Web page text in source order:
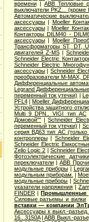
времени| ABB Тепловые
выключатели PKZ... (кроме
Автоматические
аксессуары| Moeller
аксессуары|Moeller
Контакторы DILM40 -
аксессуары|Moeller
Трансформаторы ST, DT,
двигателей Z-MS|
Schneider Electric
Schneider Electric
аксессуары|Schneider
преобразователи M-MAX,
Дифференциальные
Legrand
переменный ток утечки) |
PFL4|Moeller
Устройства защитного
Multi 9 DPN.. VIGI тип AС
Домовой""|Schneider
переменный ток утечки) |
серия ВД63 тип АС (только
контроллеры| Schneider
Schneider Electric
Zelio Logic 2 | Schneider
Фотоэлектрические датчики
переключатели|ABB
модульные приборы|
модульным приборам.
|
модульные приборы |
указатели напряжения |
FINDER|Промышленные
Cиловые разъемы и вилки
вставки — компании
Аксессуары к выкл.-
16...3150A|ABB Выкл.-